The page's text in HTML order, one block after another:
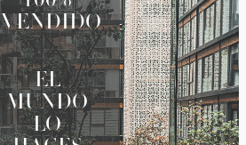
VENDIDO
EL
MUNDO
LO